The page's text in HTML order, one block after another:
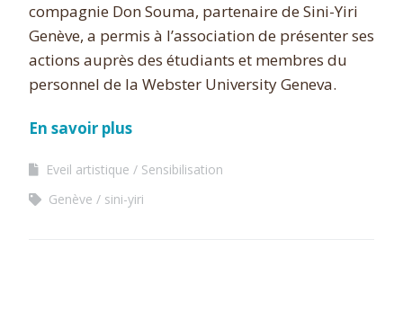
compagnie Don Souma, partenaire de Sini-Yiri
Genève, a permis à l’association de présenter ses
actions auprès des étudiants et membres du
personnel de la Webster University Geneva.
En savoir plus
Eveil artistique
Sensibilisation
Genève
sini-yiri